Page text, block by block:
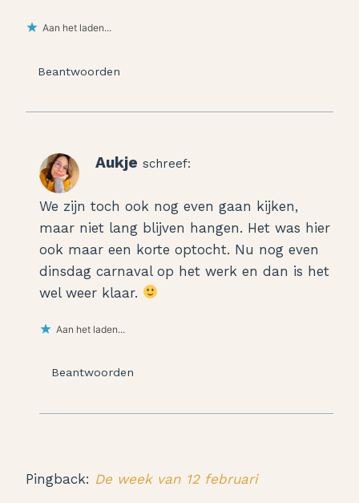
Aan het laden...
Beantwoorden
Aukje schreef:
We zijn toch ook nog even gaan kijken,
maar niet lang blijven hangen. Het was hier
ook maar een korte optocht. Nu nog even
dinsdag carnaval op het werk en dan is het
wel weer klaar.
Aan het laden...
Beantwoorden
Pingback: De week van 12 februari